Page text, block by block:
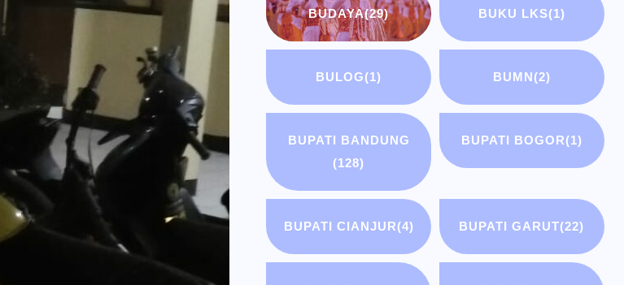
BUDAYA(29) BUKU LKS(1)
BULOG(1) BUMN(2)
BUPATI BANDUNG
(128)
BUPATI BOGOR(1)
BUPATI CIANJUR(4) BUPATI GARUT(22)